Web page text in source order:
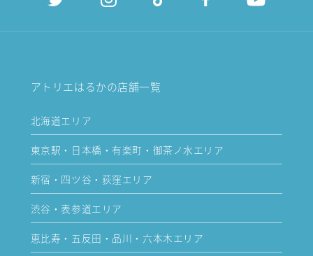
アトリエはるかの店舗一覧
北海道エリア
東京駅・日本橋・有楽町・御茶ノ水エリア
新宿・四ツ谷・荻窪エリア
渋谷・表参道エリア
恵比寿・五反田・品川・六本木エリア